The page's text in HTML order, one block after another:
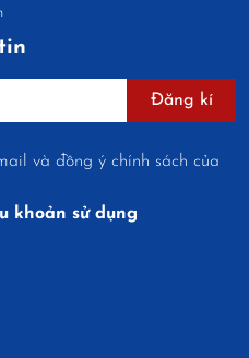
Đăng kí
và đồng ý chính sách của
khoản sử dụng